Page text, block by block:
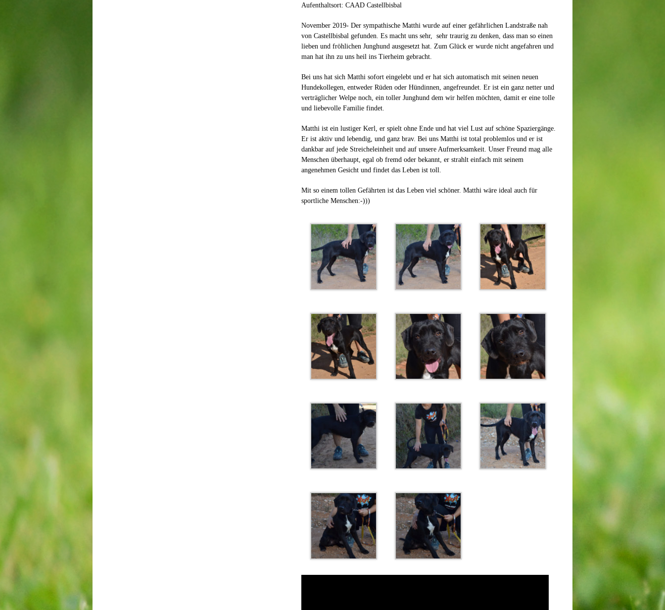
Aufenthaltsort: CAAD Castellbisbal
November 2019- Der sympathische Matthi wurde auf einer gefährlichen Landstraße nah
von Castellbisbal gefunden. Es macht uns sehr, sehr traurig zu denken, dass man so einen
lieben und fröhlichen Junghund ausgesetzt hat. Zum Glück er wurde nicht angefahren und
man hat ihn zu uns heil ins Tierheim gebracht.
Bei uns hat sich Matthi sofort eingelebt und er hat sich automatisch mit seinen neuen
Hundekollegen, entweder Rüden oder Hündinnen, angefreundet. Er ist ein ganz netter und
verträglicher Welpe noch, ein toller Junghund dem wir helfen möchten, damit er eine tolle
und liebevolle Familie findet.
Matthi ist ein lustiger Kerl, er spielt ohne Ende und hat viel Lust auf schöne Spaziergänge.
Er ist aktiv und lebendig, und ganz brav. Bei uns Matthi ist total problemlos und er ist
dankbar auf jede Streicheleinheit und auf unsere Aufmerksamkeit. Unser Freund mag alle
Menschen überhaupt, egal ob fremd oder bekannt, er strahlt einfach mit seinem
angenehmen Gesicht und findet das Leben ist toll.
Mit so einem tollen Gefährten ist das Leben viel schöner. Matthi wäre ideal auch für
sportliche Menschen:-)))